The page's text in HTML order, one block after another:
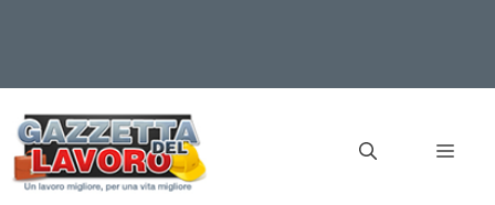
contenuto